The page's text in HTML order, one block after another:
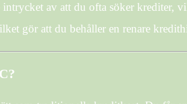
av att du ofta söker krediter,
gör att du behåller en renare